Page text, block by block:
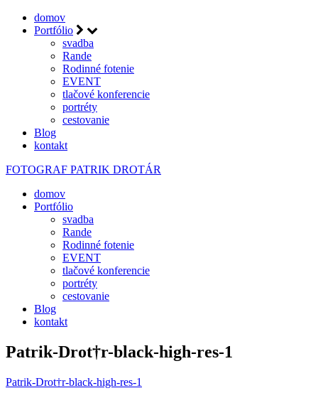
domov
Portfólio
svadba
Rande
Rodinné fotenie
EVENT
tlačové konferencie
portréty
cestovanie
Blog
kontakt
FOTOGRAF PATRIK DROTÁR
domov
Portfólio
svadba
Rande
Rodinné fotenie
EVENT
tlačové konferencie
portréty
cestovanie
Blog
kontakt
Patrik-Drot†r-black-high-res-1
Patrik-Drot†r-black-high-res-1